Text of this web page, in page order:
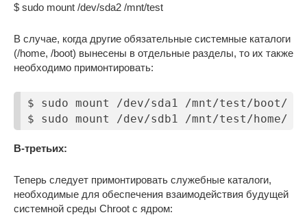
$ sudo mount /dev/sda2 /mnt/test
В случае, когда другие обязательные системные каталоги
(/home, /boot) вынесены в отдельные разделы, то их также
необходимо примонтировать:
$ sudo mount /dev/sda1 /mnt/test/boot/
$ sudo mount /dev/sdb1 /mnt/test/home/
В-третьих:
Теперь следует примонтировать служебные каталоги,
необходимые для обеспечения взаимодействия будущей
системной среды Chroot с ядром: